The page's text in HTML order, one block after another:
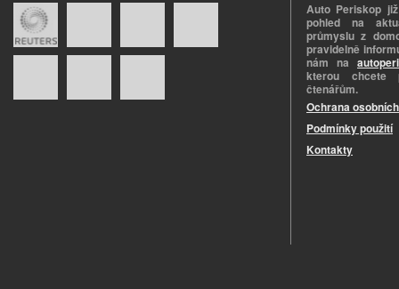
Auto Periskop
pohled na
průmyslu z
pravidelně
nám na
kterou chcete
čtenářům.
Ochrana
Podmínky použití
Kontakty